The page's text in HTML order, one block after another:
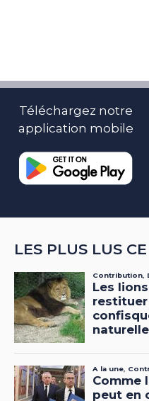
Téléchargez notre
application mobile
LES PLUS LUS